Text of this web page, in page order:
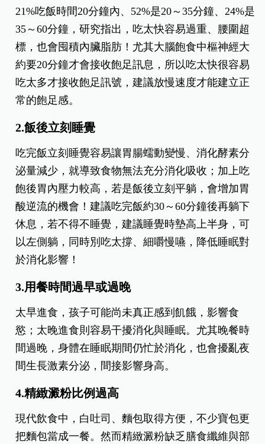
21%吃飯時間20分鐘內、52%是20～35分鐘、24%是
35～60分鐘，研究指出，吃太快容易過重、腰圍超
標，也會囤積內臟脂肪！尤其大腦飽食中樞神經大
約要20分鐘才會接收飽足訊息，所以吃太快很容易
吃太多才接收飽足訊號，建議放慢速度才能建立正
常的飽足感。
2.飯後立刻睡覺
吃完飯立刻睡覺容易讓胃腸蠕動變慢、消化酵素分
泌量減少，就導致食物無法充分消化吸收；加上吃
飽後胃內壓力較高，若是飯後立刻平躺，會增加胃
酸逆流的機會！建議吃完飯約30～60分鐘後再躺下
休息，若不得不睡覺，建議睡覺時墊高上半身，可
以左側躺，同時別吃太撐、細嚼慢嚥，降低睡眠對
於消化影響！
3.用餐時間過早或過晚
太早進食，孩子可能尚未真正感到飢餓，影響食
慾；太晚進食則容易干擾消化與睡眠。尤其晚餐時
間過晚，身體在睡眠期間仍忙於消化，也會擾亂夜
間生長激素分泌，間接影響身高。
4.精緻澱粉比例過高
現代飲食中，白吐司、麵包取得方便，不少寶包更
把麵包當成一餐。然而精緻澱粉缺乏膳食纖維與部